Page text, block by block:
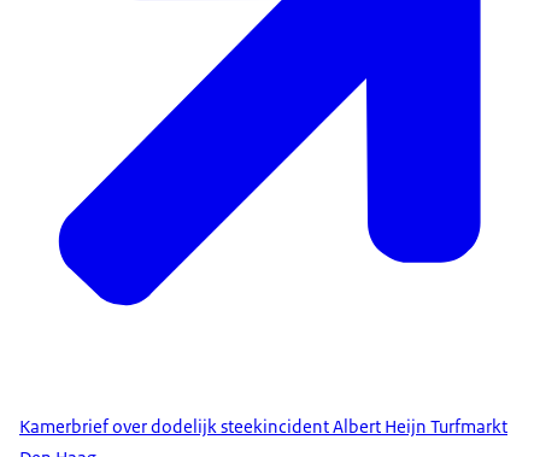
Kamerbrief over dodelijk steekincident Albert Heijn Turfmarkt